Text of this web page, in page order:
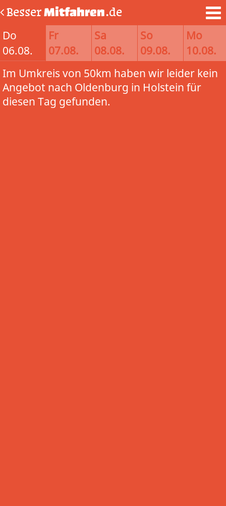
BesserMitfahren.de
Do
06.08.
Fr
07.08.
Sa
08.08.
So
09.08.
Mo
10.08.
Im Umkreis von 50km haben wir leider kein
Angebot nach Oldenburg in Holstein für
diesen Tag gefunden.